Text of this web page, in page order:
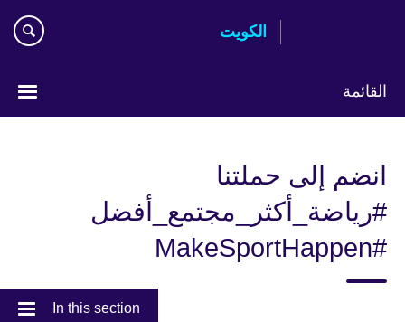
الكويت
القائمة
انضم إلى حملتنا
#رياضة_أكثر_مجتمع_أفضل
#MakeSportHappen
In this section